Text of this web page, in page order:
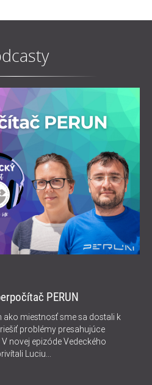
PERUN
miestnosť sme sa dostali k
problémy presahujúce
novej epizóde Vedeckého
Luciu...